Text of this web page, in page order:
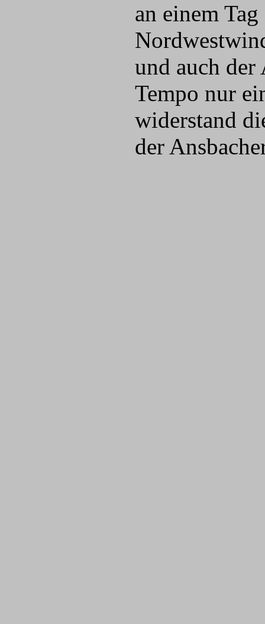
an einem
und auch der
Tempo nur
widerstand
der